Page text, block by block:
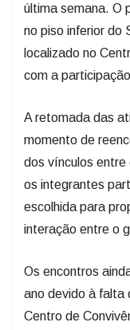
última semana. O
no piso inferior do
localizado no
com a
A retomada das
momento de
dos vínculos
os integrantes
escolhida para
interação entre o
Os encontros
ano devido à falta
Centro de